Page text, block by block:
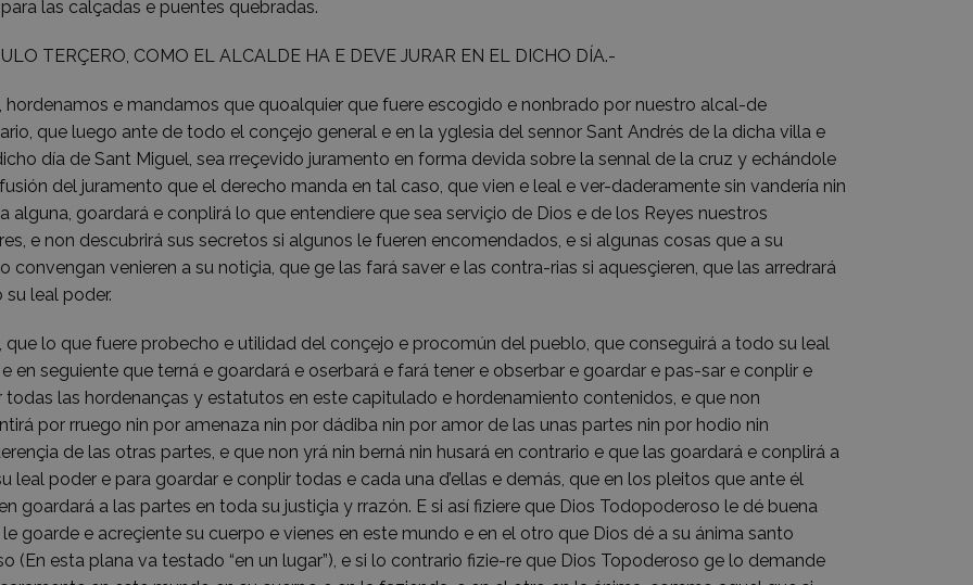
las calçadas e puentes quebradas.
TERÇERO, COMO EL ALCALDE HA E DEVE JURAR EN EL DICHO DÍA.-
hordenamos e mandamos que quoalquier que fuere escogido e nonbrado por nuestro alcal-de
que luego ante de todo el conçejo general e en la yglesia del sennor Sant Andrés de la dicha villa e
día de Sant Miguel, sea rreçevido juramento en forma devida sobre la sennal de la cruz y echándole
del juramento que el derecho manda en tal caso, que vien e leal e ver-daderamente sin vandería nin
alguna, goardará e conplirá lo que entendiere que sea serviçio de Dios e de los Reyes nuestros
e non descubrirá sus secretos si algunos le fueren encomendados, e si algunas cosas que a su
convengan venieren a su notiçia, que ge las fará saver e las contra-rias si aquesçieren, que las arredrará
su leal poder.
que lo que fuere probecho e utilidad del conçejo e procomún del pueblo, que conseguirá a todo su leal
en seguiente que terná e goardará e oserbará e fará tener e obserbar e goardar e pas-sar e conplir e
todas las hordenanças y estatutos en este capitulado e hordenamiento contenidos, e que non
por rruego nin por amenaza nin por dádiba nin por amor de las unas partes nin por hodio nin
de las otras partes, e que non yrá nin berná nin husará en contrario e que las goardará e conplirá a
leal poder e para goardar e conplir todas e cada una d’ellas e demás, que en los pleitos que ante él
goardará a las partes en toda su justiçia y rrazón. E si así fiziere que Dios Todopoderoso le dé buena
le goarde e acreçiente su cuerpo e vienes en este mundo e en el otro que Dios dé a su ánima santo
(En esta plana va testado “en un lugar”), e si lo contrario fizie-re que Dios Topoderoso ge lo demande